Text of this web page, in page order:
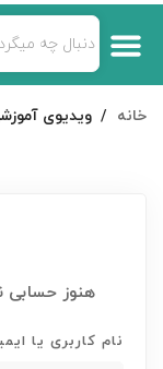
خانه ویدیوی
هنوز حسابی
نام کاربری یا